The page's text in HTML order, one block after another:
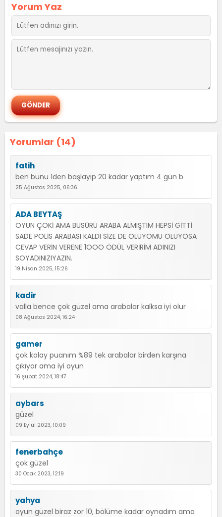
Yorumlar (14)
fatih
ben bunu 1den başlayıp 20 kadar yaptım 4 gün b
25 Ağustos 2025, 06:36
ADA BEYTAŞ
OYUN ÇOKİ AMA BÜSÜRÜ ARABA ALMIŞTIM HEPSİ GİTTİ
SADE POLİS ARABASI KALDI SİZE DE OLUYOMU OLUYOSA
CEVAP VERİN VERENE 1OOO ÖDÜL VERİRİM ADINIZI
SOYADINIZIYAZIN.
19 Nisan 2025, 15:26
kadir
valla bence çok güzel ama arabalar kalksa iyi olur
08 Ağustos 2024, 16:24
gamer
çok kolay puanım %89 tek arabalar birden karşına
çıkıyor ama iyi oyun
16 Şubat 2024, 18:47
aybars
güzel
09 Eylül 2023, 10:09
fenerbahçe
çok güzel
30 Ocak 2023, 12:19
yahya
oyun güzel biraz zor 10, bölüme kadar oynadım ama
Yorum Yaz